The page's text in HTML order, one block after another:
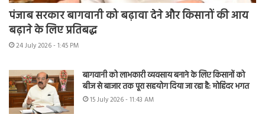
पंजाब सरकार बागवानी को बढ़ावा देने और किसानों की आय
बढ़ाने के लिए प्रतिबद्ध
24 July 2026 - 1:45 PM
बागवानी को लाभकारी व्यवसाय बनाने के लिए किसानों को
बीज से बाजार तक पूरा सहयोग दिया जा रहा है: मोहिंदर भगत
15 July 2026 - 11:43 AM